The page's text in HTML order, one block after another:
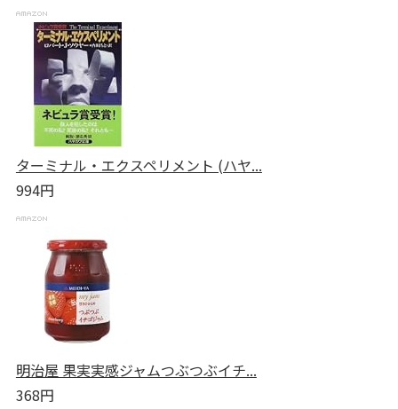
ターミナル・エクスペリメント (ハヤ...
994円
明治屋 果実実感ジャムつぶつぶイチ...
368円